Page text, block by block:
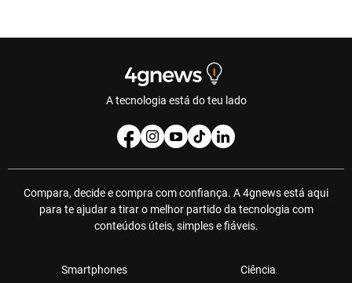
A tecnologia está do teu lado
Compara, decide e compra com confiança. A 4gnews está aqui
para te ajudar a tirar o melhor partido da tecnologia com
conteúdos úteis, simples e fiáveis.
Smartphones Ciência